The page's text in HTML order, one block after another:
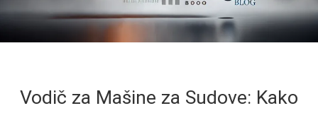
Vodič za Mašine za Sudove: Kako